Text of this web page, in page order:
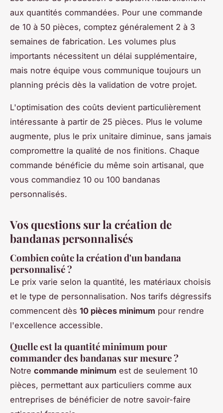
aux quantités commandées. Pour une commande
de 10 à 50 pièces, comptez généralement 2 à 3
semaines de fabrication. Les volumes plus
importants nécessitent un délai supplémentaire,
mais notre équipe vous communique toujours un
planning précis dès la validation de votre projet.
L'optimisation des coûts devient particulièrement
intéressante à partir de 25 pièces. Plus le volume
augmente, plus le prix unitaire diminue, sans jamais
compromettre la qualité de nos finitions. Chaque
commande bénéficie du même soin artisanal, que
vous commandiez 10 ou 100 bandanas
personnalisés.
Vos questions sur la création de
bandanas personnalisés
Combien coûte la création d'un bandana
personnalisé ?
Le prix varie selon la quantité, les matériaux choisis
et le type de personnalisation. Nos tarifs dégressifs
commencent dès 10 pièces minimum pour rendre
l'excellence accessible.
Quelle est la quantité minimum pour
commander des bandanas sur mesure ?
Notre commande minimum est de seulement 10
pièces, permettant aux particuliers comme aux
entreprises de bénéficier de notre savoir-faire